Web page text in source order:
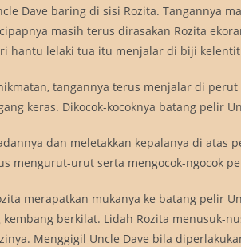
Dave baring di sisi Rozita. Tangannya
masih terus dirasakan Rozita
hantu lelaki tua itu menjalar di biji
tangannya terus menjalar di
keras. Dikocok-kocoknya batang pelir
dan meletakkan kepalanya di atas
mengurut-urut serta mengocok-ngocok
merapatkan mukanya ke batang pelir
kembang berkilat. Lidah Rozita menusuk-
Menggigil Uncle Dave bila